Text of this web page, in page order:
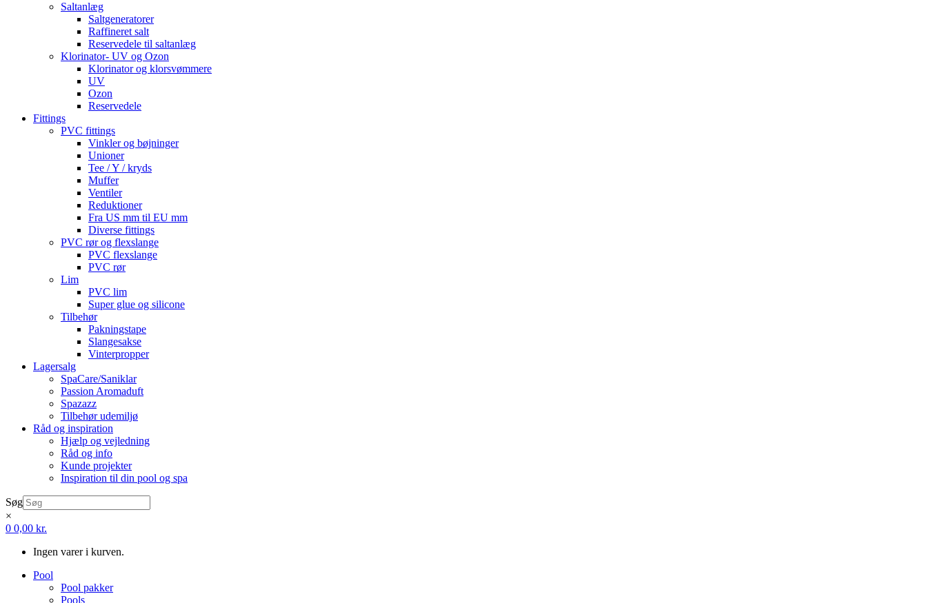
Saltanlæg
Saltgeneratorer
Raffineret salt
Reservedele til saltanlæg
Klorinator- UV og Ozon
Klorinator og klorsvømmere
UV
Ozon
Reservedele
Fittings
PVC fittings
Vinkler og bøjninger
Unioner
Tee / Y / kryds
Muffer
Ventiler
Reduktioner
Fra US mm til EU mm
Diverse fittings
PVC rør og flexslange
PVC flexslange
PVC rør
Lim
PVC lim
Super glue og silicone
Tilbehør
Pakningstape
Slangesakse
Vinterpropper
Lagersalg
SpaCare/Saniklar
Passion Aromaduft
Spazazz
Tilbehør udemiljø
Råd og inspiration
Hjælp og vejledning
Råd og info
Kunde projekter
Inspiration til din pool og spa
Søg
×
0 0,00 kr.
Ingen varer i kurven.
Pool
Pool pakker
Pools